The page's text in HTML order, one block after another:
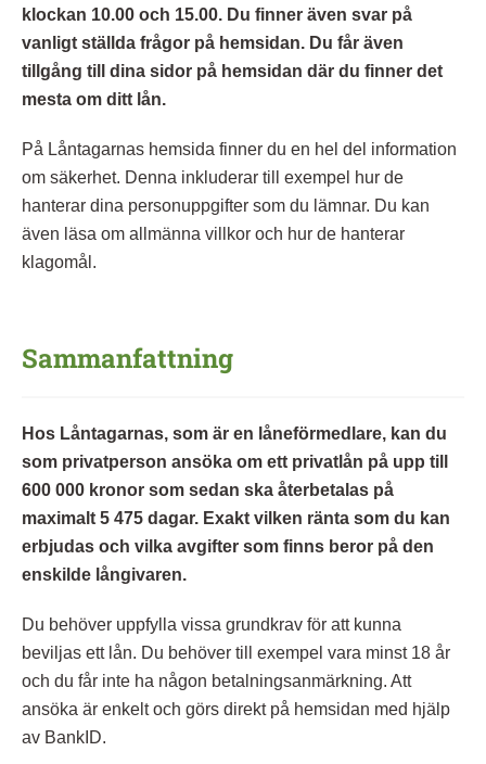
klockan 10.00 och 15.00. Du finner även svar på
vanligt ställda frågor på hemsidan. Du får även
tillgång till dina sidor på hemsidan där du finner det
mesta om ditt lån.
På Låntagarnas hemsida finner du en hel del information
om säkerhet. Denna inkluderar till exempel hur de
hanterar dina personuppgifter som du lämnar. Du kan
även läsa om allmänna villkor och hur de hanterar
klagomål.
Sammanfattning
Hos Låntagarnas, som är en låneförmedlare, kan du
som privatperson ansöka om ett privatlån på upp till
600 000 kronor som sedan ska återbetalas på
maximalt 5 475 dagar. Exakt vilken ränta som du kan
erbjudas och vilka avgifter som finns beror på den
enskilde långivaren.
Du behöver uppfylla vissa grundkrav för att kunna
beviljas ett lån. Du behöver till exempel vara minst 18 år
och du får inte ha någon betalningsanmärkning. Att
ansöka är enkelt och görs direkt på hemsidan med hjälp
av BankID.